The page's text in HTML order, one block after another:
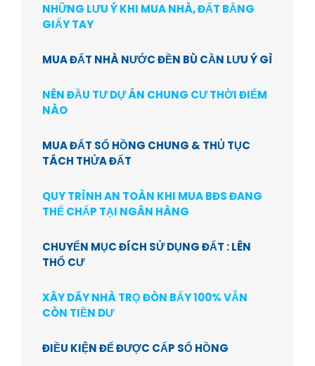
NHỮNG LƯU Ý KHI MUA NHÀ, ĐẤT BẰNG
GIẤY TAY
MUA ĐẤT NHÀ NƯỚC ĐỀN BÙ CẦN LƯU Ý GÌ
NÊN ĐẦU TƯ DỰ ÁN CHUNG CƯ THỜI ĐIỂM
NÀO
MUA ĐẤT SỔ HỒNG CHUNG & THỦ TỤC
TÁCH THỬA ĐẤT
QUY TRÌNH AN TOÀN KHI MUA BĐS ĐANG
THẾ CHẤP TẠI NGÂN HÀNG
CHUYỂN MỤC ĐÍCH SỬ DỤNG ĐẤT : LÊN
THỔ CƯ
XÂY DÃY NHÀ TRỌ ĐÒN BẨY 100% VẪN
CÒN TIỀN DƯ
ĐIỀU KIỆN ĐỂ ĐƯỢC CẤP SỔ HỒNG